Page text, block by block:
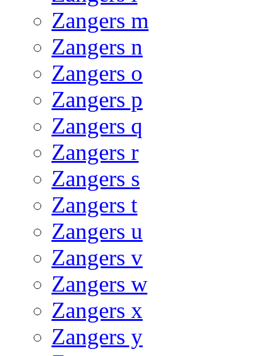
Zangers m
Zangers n
Zangers o
Zangers p
Zangers q
Zangers r
Zangers s
Zangers t
Zangers u
Zangers v
Zangers w
Zangers x
Zangers y